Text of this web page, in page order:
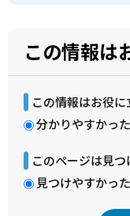
この情報は
この情報はお役に
分かりやすかった
このページは見
見つけやすかった